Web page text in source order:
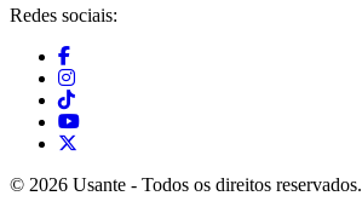
Redes sociais:
© 2026 Usante - Todos os direitos reservados.